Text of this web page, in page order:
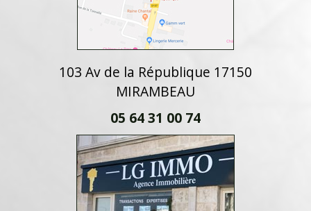
103 Av de la République 17150
MIRAMBEAU
05 64 31 00 74